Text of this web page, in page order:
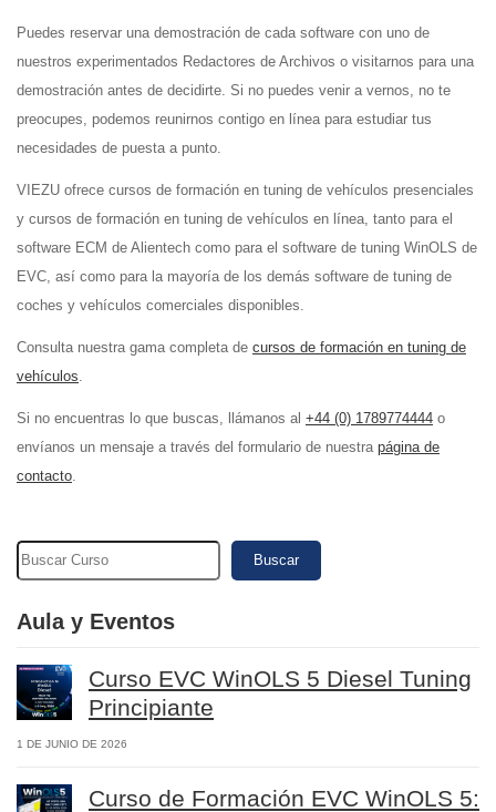
Puedes reservar una demostración de cada software con uno de
nuestros experimentados Redactores de Archivos o visitarnos para una
demostración antes de decidirte. Si no puedes venir a vernos, no te
preocupes, podemos reunirnos contigo en línea para estudiar tus
necesidades de puesta a punto.
VIEZU ofrece cursos de formación en tuning de vehículos presenciales
y cursos de formación en tuning de vehículos en línea, tanto para el
software ECM de Alientech como para el software de tuning WinOLS de
EVC, así como para la mayoría de los demás software de tuning de
coches y vehículos comerciales disponibles.
Consulta nuestra gama completa de cursos de formación en tuning de
vehículos.
Si no encuentras lo que buscas, llámanos al +44 (0) 1789774444 o
envíanos un mensaje a través del formulario de nuestra página de
contacto.
Buscar
Aula y Eventos
Curso EVC WinOLS 5 Diesel Tuning
Principiante
1 DE JUNIO DE 2026
Curso de Formación EVC WinOLS 5: